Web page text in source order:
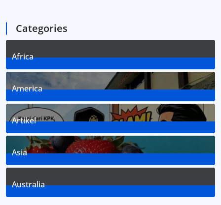
Categories
Africa
3Posts
America
1Posts
Artikel
8Posts
Asia
2Posts
Australia